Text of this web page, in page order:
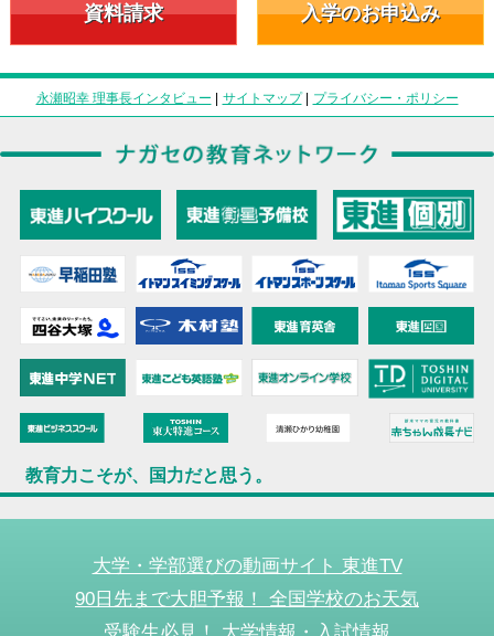
資料請求 入学のお申込み
永瀬昭幸 理事長インタビュー | サイトマップ| プライバシー・ポリシー
教育力こそが、国力だと思う。
大学・学部選びの動画サイト 東進TV
90日先まで大胆予報！ 全国学校のお天気